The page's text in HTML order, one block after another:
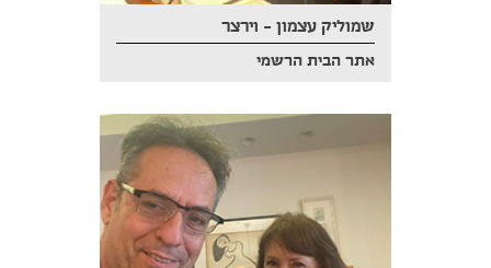
שמוליק עצמון – וירצר
אתר הבית הרשמי